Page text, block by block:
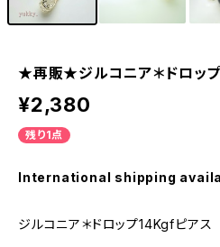
★再販★ジルコニア＊ドロッ
¥2,380
残り1点
International shipping
ジルコニア＊ドロップ14Kgfピアス